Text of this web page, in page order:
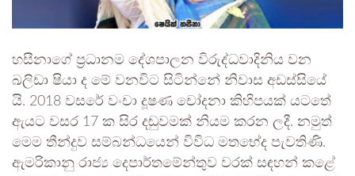
හසීනාගේ ප්‍රධානම දේශපාලන විරුද්ධවාදිනිය වන
ඛලිඩා ෂියා ද මේ වනවිට සිටින්නේ නිවාස අඩස්සියේ
යි. 2018 වසරේ වංචා දූෂණ චෝදනා කිහිපයක් යටතේ
ඇයට වසර 17 ක සිර දඬුවමක් නියම කරන ලදී. නමුත්
මෙම තීන්දුව සම්බන්ධයෙන් විවිධ මතභේද පැවතිණි.
ඇමරිකානු රාජ්‍ය දෙපාර්තමේන්තුව වරක් සඳහන් කළේ